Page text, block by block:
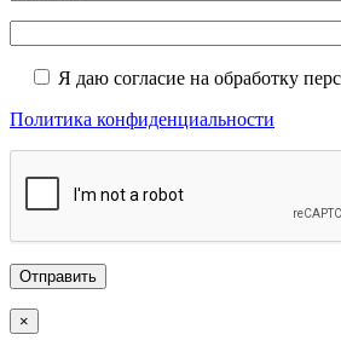
Я даю согласие на обработку
Политика конфиденциальности
×